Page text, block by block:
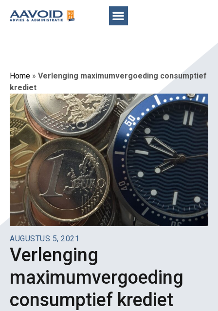
Home » Verlenging maximumvergoeding consumptief
krediet
AUGUSTUS 5, 2021
Verlenging
maximumvergoeding
consumptief krediet